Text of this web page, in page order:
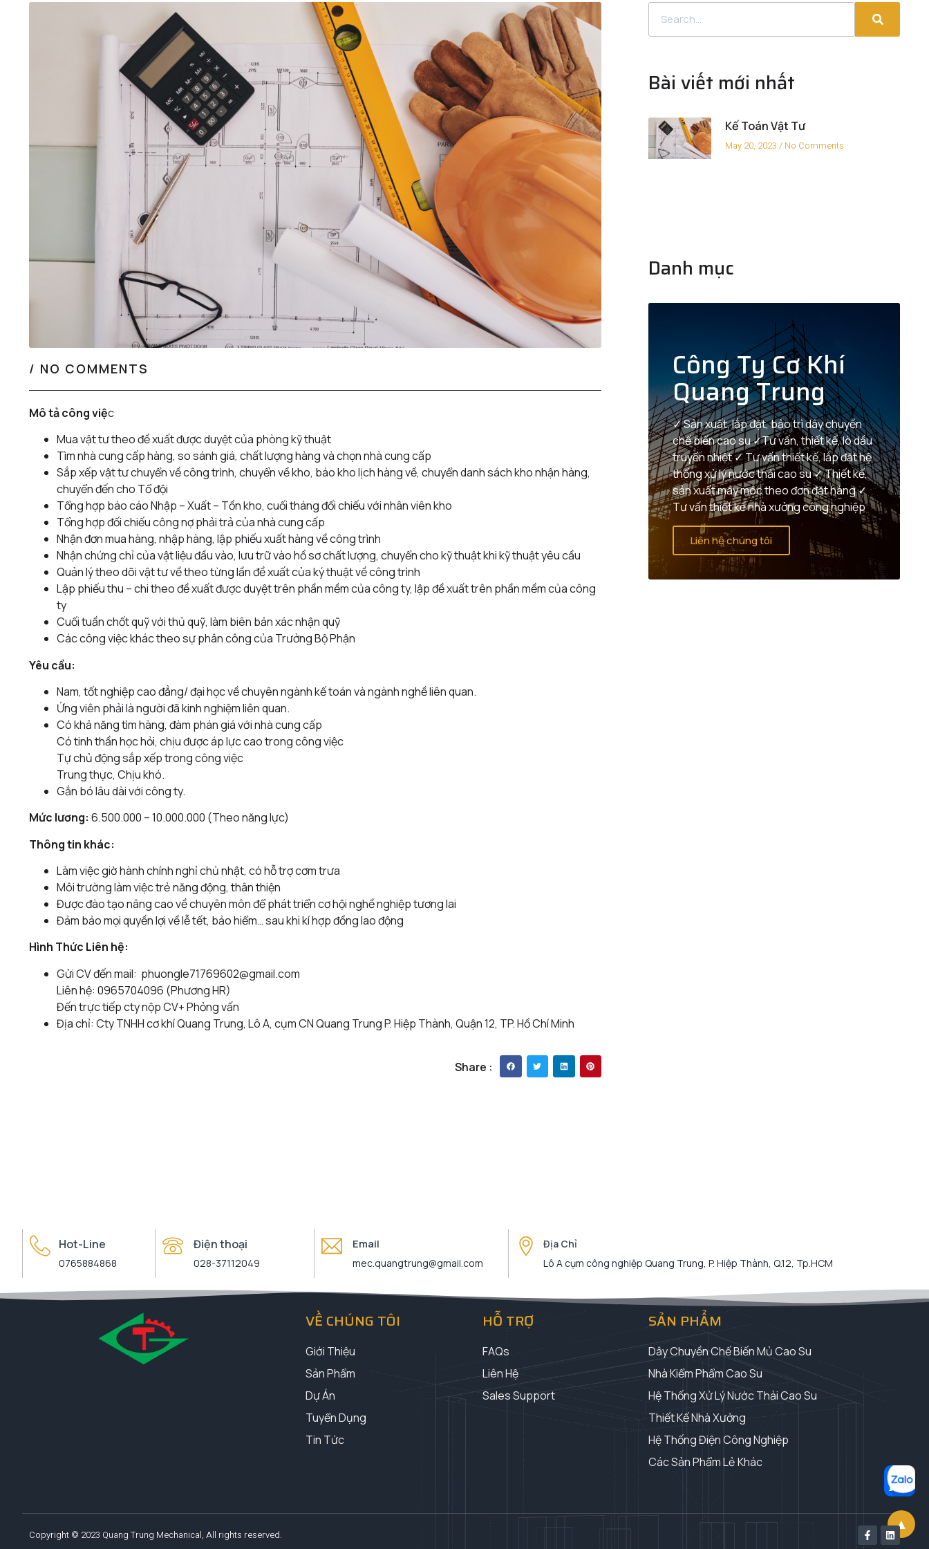
/ NO COMMENTS
Mô tả công việc
Mua vật tư theo đề xuất được duyệt của phòng kỹ thuật
Tìm nhà cung cấp hàng, so sánh giá, chất lượng hàng và chọn nhà cung cấp
Sắp xếp vật tư chuyển về công trình, chuyển về kho, báo kho lịch hàng về, chuyển danh sách kho nhận hàng,
chuyển đến cho Tổ đội
Tổng hợp báo cáo Nhập – Xuất – Tồn kho, cuối tháng đối chiếu với nhân viên kho
Tổng hợp đối chiếu công nợ phải trả của nhà cung cấp
Nhận đơn mua hàng, nhập hàng, lập phiếu xuất hàng về công trình
Nhận chứng chỉ của vật liệu đầu vào, lưu trữ vào hồ sơ chất lượng, chuyển cho kỹ thuật khi kỹ thuật yêu cầu
Quản lý theo dõi vật tư về theo từng lần đề xuất của ký thuật về công trình
Lập phiếu thu – chi theo đề xuất được duyệt trên phần mềm của công ty, lập đề xuất trên phần mềm của công
ty
Cuối tuần chốt quỹ với thủ quỹ, làm biên bản xác nhận quỹ
Các công việc khác theo sự phân công của Trưởng Bộ Phận
Yêu cầu:
Nam, tốt nghiệp cao đẳng/ đại học về chuyên ngành kế toán và ngành nghề liên quan.
Ứng viên phải là người đã kinh nghiệm liên quan.
Có khả năng tìm hàng, đàm phán giá với nhà cung cấp
Có tinh thần học hỏi, chịu được áp lực cao trong công việc
Tự chủ động sắp xếp trong công việc
Trung thực, Chịu khó.
Gắn bó lâu dài với công ty.
Mức lương: 6.500.000 – 10.000.000 (Theo năng lực)
Thông tin khác:
Làm việc giờ hành chính nghỉ chủ nhật, có hỗ trợ cơm trưa
Môi trường làm việc trẻ năng động, thân thiện
Được đào tạo nâng cao về chuyên môn để phát triển cơ hội nghề nghiệp tương lai
Đảm bảo mọi quyền lợi về lễ tết, bảo hiểm… sau khi kí hợp đồng lao động
Hình Thức Liên hệ:
Gửi CV đến mail: phuongle71769602@gmail.com
Liên hệ: 0965704096 (Phương HR)
Đến trực tiếp cty nộp CV+ Phỏng vấn
Địa chỉ: Cty TNHH cơ khí Quang Trung, Lô A, cụm CN Quang Trung P. Hiệp Thành, Quận 12, TP. Hồ Chí Minh
Share :
Bài viết mới nhất
Kế Toán Vật Tư
May 20, 2023 No Comments
Danh mục
Công Ty Cơ Khí
Quang Trung
✓ Sản xuất, lắp đặt, bảo trì dây chuyền
chế biến cao su ✓Tư vấn, thiết kế, lò dầu
truyền nhiệt ✓ Tư vấn thiết kế, lắp đặt hệ
thống xử lý nước thải cao su ✓ Thiết kế,
sản xuất máy móc theo đơn đặt hàng ✓
Tư vấn thiết kế nhà xưởng công nghiệp
Liên hệ chúng tôi
Hot-Line
0765884868
Điện thoại
028-37112049
Email
mec.quangtrung@gmail.com
Địa Chỉ
Lô A cụm công nghiệp Quang Trung, P. Hiệp Thành, Q.12, Tp.HCM
VỀ CHÚNG TÔI
Giới Thiệu
Sản Phẩm
Dự Án
Tuyển Dụng
Tin Tức
HỖ TRỢ
FAQs
Liên Hệ
Sales Support
SẢN PHẨM
Dây Chuyền Chế Biến Mủ Cao Su
Nhà Kiểm Phẩm Cao Su
Hệ Thống Xử Lý Nước Thải Cao Su
Thiết Kế Nhà Xưởng
Hệ Thống Điện Công Nghiệp
Các Sản Phẩm Lẻ Khác
▲
Copyright © 2023 Quang Trung Mechanical, All rights reserved.